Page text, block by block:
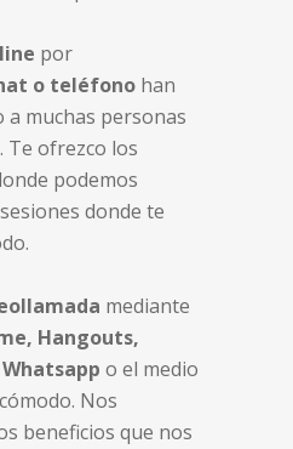
por
o teléfono han
a muchas personas
Te ofrezco los
podemos
donde te
mediante
Hangouts,
o el medio
Nos
beneficios que nos